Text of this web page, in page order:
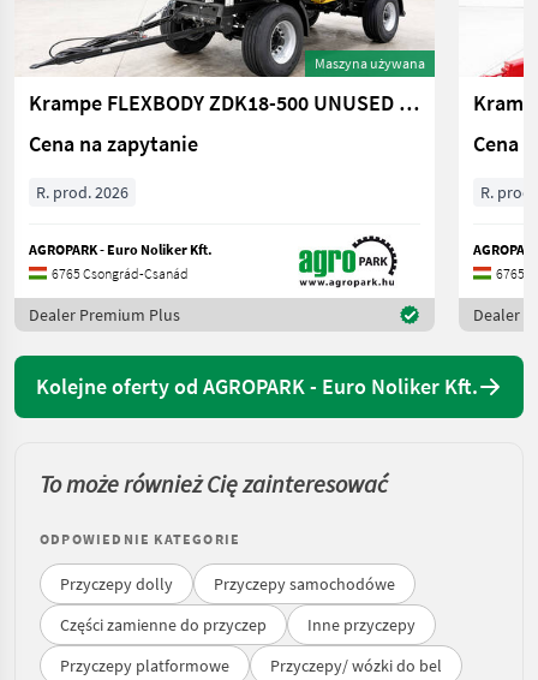
Maszyna używana
Krampe FLEXBODY ZDK18-500 UNUSED 15,000 kg load capacit
Cena na zapytanie
R. prod. 2026
AGROPARK - Euro Noliker Kft.
6765 Csongrád-Csanád
Dealer Premium Plus
Cena
R.
6765
Dealer
Kolejne oferty od AGROPARK - Euro Noliker Kft.
To może również Cię zainteresować
ODPOWIEDNIE KATEGORIE
Przyczepy dolly
Przyczepy samochodówe
Części zamienne do przyczep
Inne przyczepy
Przyczepy platformowe
Przyczepy/ wózki do bel